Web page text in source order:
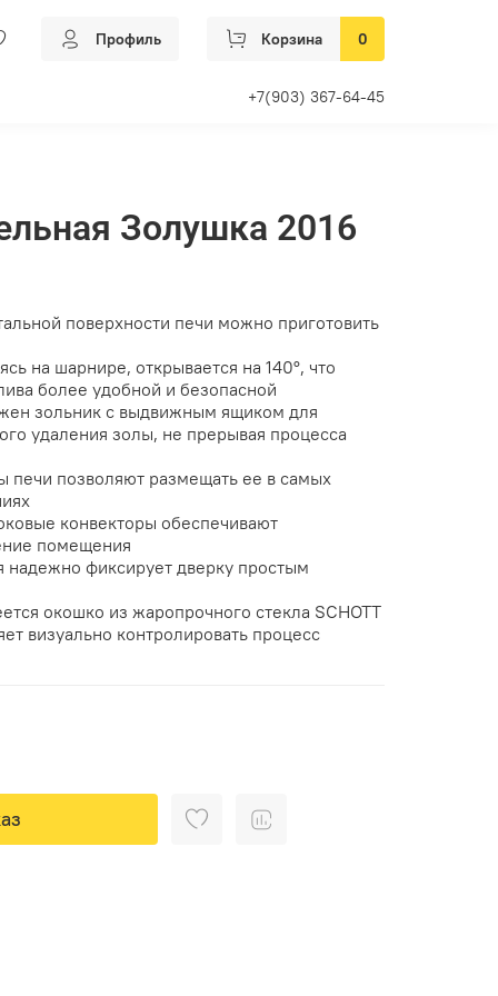
Профиль Корзина 0
+7(903) 367-64-45
Золушка 2016
поверхности печи можно приготовить
на шарнире, открывается на 140°, что
более удобной и безопасной
зольник с выдвижным ящиком для
удаления золы, не прерывая процесса
печи позволяют размещать ее в самых
конвекторы обеспечивают
помещения
надежно фиксирует дверку простым
окошко из жаропрочного стекла SCHOTT
визуально контролировать процесс